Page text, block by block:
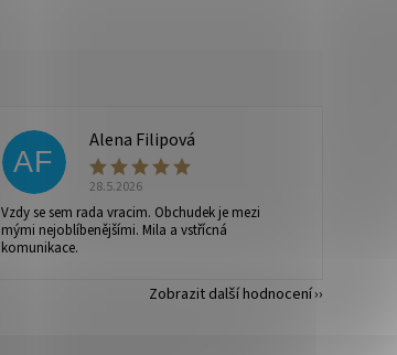
AF
Alena Filipová
28.5.2026
Vzdy se sem rada vracim. Obchudek je mezi
mými nejoblíbenějšími. Mila a vstřícná
komunikace.
Zobrazit další hodnocení